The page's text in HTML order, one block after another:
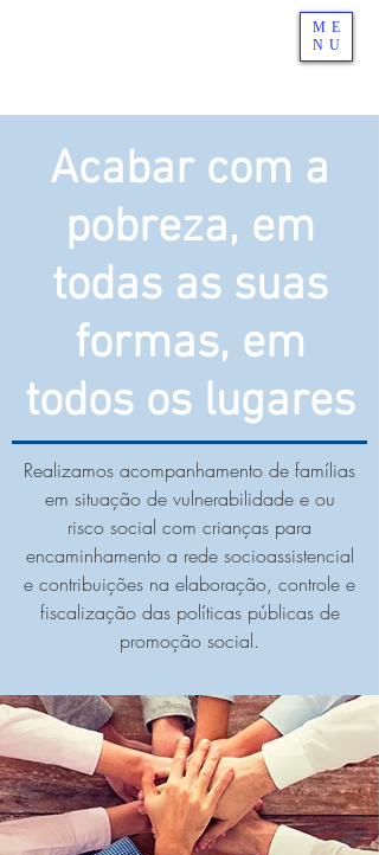
ME
NU
Acabar com a
pobreza, em
todas as suas
formas, em
todos os lugares
Realizamos acompanhamento de famílias
em situação de vulnerabilidade e ou
risco social com crianças para
encaminhamento a rede socioassistencial
e contribuições na elaboração, controle e
fiscalização das políticas públicas de
promoção social.